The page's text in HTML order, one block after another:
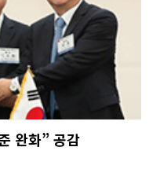
완화” 공감